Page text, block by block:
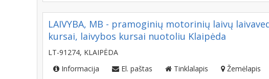
LAIVYBA, MB - pramoginių motorinių laivų
kursai, laivybos kursai nuotoliu Klaipėda
LT-91274, KLAIPĖDA
Informacija
El. paštas Tinklalapis
Žemėlapis